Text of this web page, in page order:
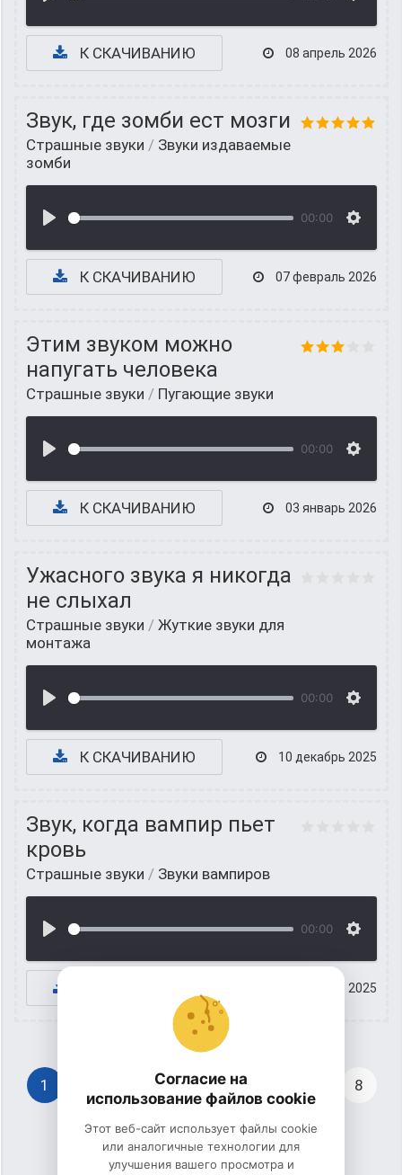
К СКАЧИВАНИЮ 08 апрель 2026
Звук, где зомби ест мозги
Страшные звуки / Звуки издаваемые
зомби
00:00
К СКАЧИВАНИЮ 07 февраль 2026
Этим звуком можно
напугать человека
Страшные звуки / Пугающие звуки
00:00
К СКАЧИВАНИЮ 03 январь 2026
Ужасного звука я никогда
не слыхал
Страшные звуки / Жуткие звуки для
монтажа
00:00
К СКАЧИВАНИЮ 10 декабрь 2025
Звук, когда вампир пьет
кровь
Страшные звуки / Звуки вампиров
00:00
07 октябрь 2025
1 4 5 8
9 10 ... 15
Согласие на
использование файлов cookie
Этот веб-сайт использует файлы cookie
или аналогичные технологии для
улучшения вашего просмотра и